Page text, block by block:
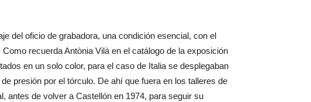
del oficio de grabadora, una condición esencial, con el
recuerda Antònia Vilà en el catálogo de la exposición
en un solo color, para el caso de Italia se desplegaban
presión por el tórculo. De ahí que fuera en los talleres de
antes de volver a Castellón en 1974, para seguir su